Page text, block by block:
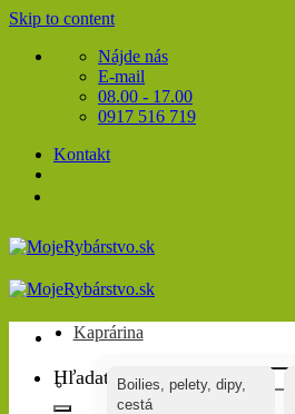
Skip to content
Nájde nás
E-mail
08.00 - 17.00
0917 516 719
Kontakt
Hľadať:
Kaprárina
Boilies, pelety, dipy,
cestá